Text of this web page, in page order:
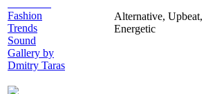
Fashion
Trends
Sound
Gallery by
Dmitry Taras
Alternative, Upbeat,
Energetic